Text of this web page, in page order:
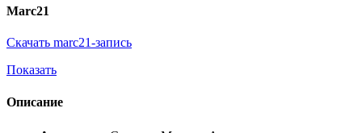
Marc21
Скачать marc21-запись
Показать
Описание